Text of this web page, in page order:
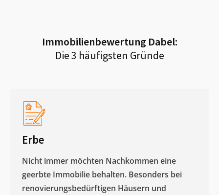
Immobilienbewertung Dabel:
Die 3 häufigsten Gründe
Erbe
Nicht immer möchten Nachkommen eine
geerbte Immobilie behalten. Besonders bei
renovierungsbedürftigen Häusern und